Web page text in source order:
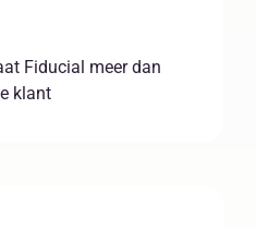
Fiducial meer dan
klant